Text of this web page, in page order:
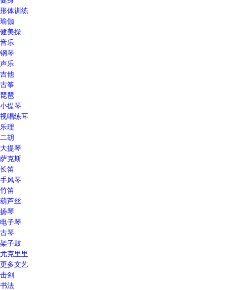
形体训练
瑜伽
健美操
音乐
钢琴
声乐
吉他
古筝
琵琶
小提琴
视唱练耳
乐理
二胡
大提琴
萨克斯
长笛
手风琴
竹笛
葫芦丝
扬琴
电子琴
古琴
架子鼓
尤克里里
更多文艺
击剑
书法